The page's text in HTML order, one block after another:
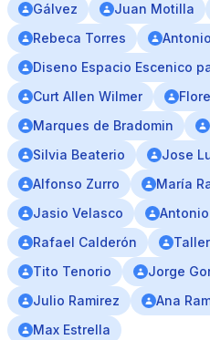
Gálvez
Juan Motilla
Rebeca Torres
Diseno Espacio Escenico
Curt Allen Wilmer
Marques de Bradomin
Silvia Beaterio
Jose
Alfonso Zurro
María
Jasio Velasco
Rafael Calderón
Tito Tenorio
Jorge
Julio Ramirez
Ana
Max Estrella